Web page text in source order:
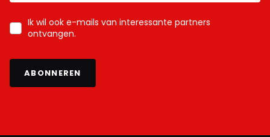
Ik wil ook e-mails van interessante partners
ontvangen.
ABONNEREN